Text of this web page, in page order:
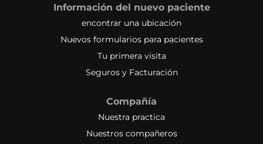
Información del nuevo paciente
encontrar una ubicación
Nuevos formularios para pacientes
Tu primera visita
Seguros y Facturación
Compañía
Nuestra practica
Nuestros compañeros